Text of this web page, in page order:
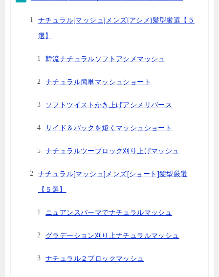
ナチュラル[マッシュ]メンズ[アシメ]髪型厳選【５
選】
韓流ナチュラルソフトアシメマッシュ
ナチュラル簡単マッシュショート
ソフトツイストかき上げアシメリバース
サイド＆バックを短くマッシュショート
ナチュラルツーブロック刈り上げマッシュ
ナチュラル[マッシュ]メンズ[ショート]髪型厳選
【５選】
ニュアンスパーマでナチュラルマッシュ
グラデーション刈り上ナチュラルマッシュ
ナチュラル２ブロックマッシュ